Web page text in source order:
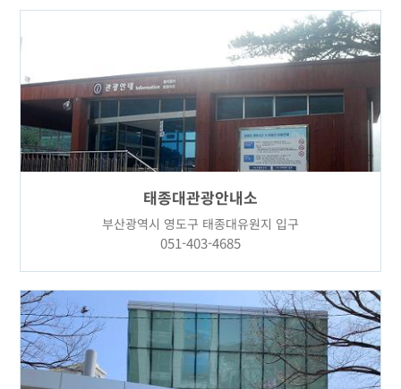
태종대관광안내소
부산광역시 영도구 태종대유원지 입구
051-403-4685